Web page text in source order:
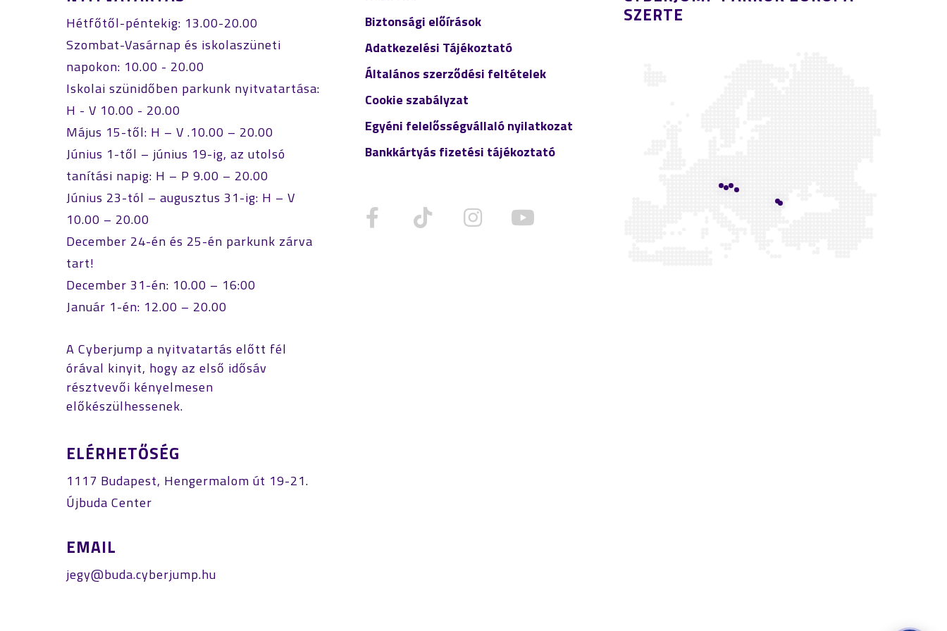
Hétfőtől-péntekig: 13.00-20.00
Szombat-Vasárnap és iskolaszüneti
napokon: 10.00 - 20.00
Iskolai szünidőben parkunk nyitvatartása:
H - V 10.00 - 20.00
Május 15-től: H – V .10.00 – 20.00
Június 1-től – június 19-ig, az utolsó
tanítási napig: H – P 9.00 – 20.00
Június 23-tól – augusztus 31-ig: H – V
10.00 – 20.00
December 24-én és 25-én parkunk zárva
tart!
December 31-én: 10.00 – 16:00
Január 1-én: 12.00 – 20.00
A Cyberjump a nyitvatartás előtt fél
órával kinyit, hogy az első idősáv
résztvevői kényelmesen
előkészülhessenek.
ELÉRHETŐSÉG
1117 Budapest, Hengermalom út 19-21.
Újbuda Center
EMAIL
jegy@buda.cyberjump.hu
Biztonsági előírások
Adatkezelési Tájékoztató
Általános szerződési feltételek
Cookie szabályzat
Egyéni felelősségvállaló nyilatkozat
Bankkártyás fizetési tájékoztató
SZERTE